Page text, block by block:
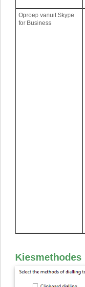
Oproep vanuit Skype
for Business
Kiesmethodes